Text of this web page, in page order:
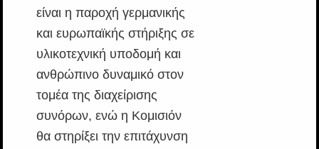
είναι η παροχή γερμανικής
και ευρωπαϊκής στήριξης σε
υλικοτεχνική υποδομή και
ανθρώπινο δυναμικό στον
τομέα της διαχείρισης
συνόρων, ενώ η Κομισιόν
θα στηρίξει την επιτάχυνση